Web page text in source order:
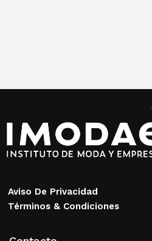
Aviso De Privacidad
Términos & Condiciones